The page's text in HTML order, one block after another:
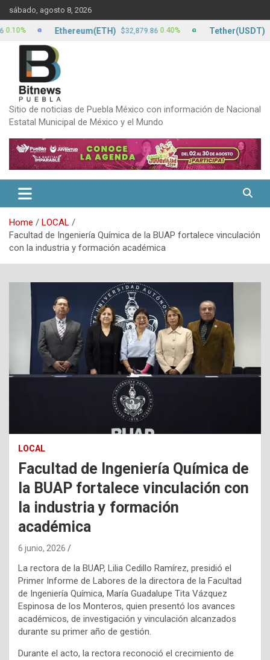
Skip
to
content
sábado, agosto 8, 2026
Sitio de noticias de Puebla México con información de Nacional
Estatal Municipal de México y el Mundo
Home
LOCAL
Facultad de Ingeniería Química de la BUAP fortalece vinculación
con la industria y formación académica
LOCAL
Facultad de Ingeniería Química de
la BUAP fortalece vinculación con
la industria y formación
académica
6 junio, 2026
La rectora de la BUAP, Lilia Cedillo Ramírez, presidió el
Primer Informe de Labores de la directora de la Facultad
de Ingeniería Química, María Guadalupe Tita Vázquez
Espinosa de los Monteros, quien presentó los avances
académicos, de investigación y vinculación alcanzados
durante su primer año de gestión.
Durante el acto, la rectora reconoció el crecimiento de
Ethereum(ETH) $32,879.86 0.40% Tether(USDT) $17.13